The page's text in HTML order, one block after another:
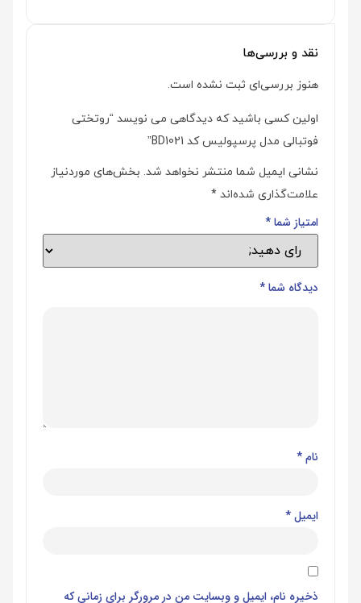
نقد و بررسی‌ها
هنوز بررسی‌ای ثبت نشده است.
اولین کسی باشید که دیدگاهی می نویسد “روتختی
فوتبالی مدل پرسپولیس کد BD1021”
نشانی ایمیل شما منتشر نخواهد شد. بخش‌های موردنیاز
علامت‌گذاری شده‌اند *
امتیاز شما*
دیدگاه شما*
نام*
ایمیل*
ذخیره نام، ایمیل و وبسایت من در مرورگر برای زمانی که